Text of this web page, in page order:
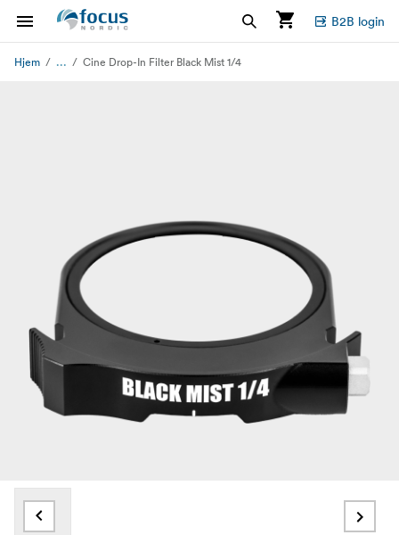
B2B login
Hjem ... Cine Drop-In Filter Black Mist 1/4